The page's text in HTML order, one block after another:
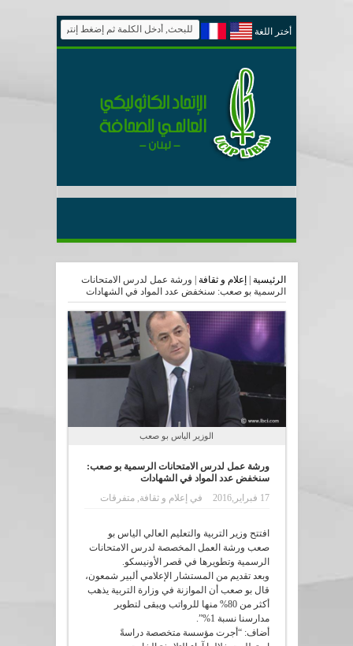
أختر اللغة
الرئيسية إعلام و ثقافة
ورشة عمل لدرس الامتحانات
الرسمية بو صعب: سنخفض عدد المواد في الشهادات
الوزير الياس بو صعب
ورشة عمل لدرس الامتحانات الرسمية بو صعب:
سنخفض عدد المواد في الشهادات
17 فبراير,2016
في إعلام و ثقافة,متفرقات
افتتح وزير التربية والتعليم العالي الياس بو
صعب ورشة العمل المخصصة لدرس الامتحانات
الرسمية وتطويرها في قصر الأونيسكو.
وبعد تقديم من المستشار الإعلامي ألبير شمعون،
قال بو صعب أن الموازنة في وزارة التربية يذهب
أكثر من 80% منها للرواتب ويبقى لتطوير
مدارسنا نسبة 1%”.
أضاف: “أجرت مؤسسة متخصصة دراسةً